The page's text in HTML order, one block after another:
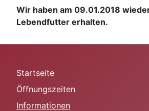
Wir haben am 09.01.2018
Lebendfutter erhalten.
Startseite
Öffnungszeiten
Informationen